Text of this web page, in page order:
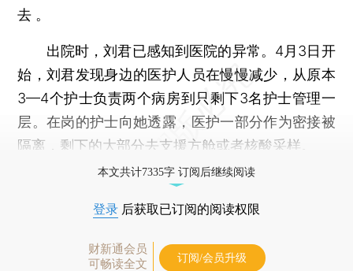
去 。
出院时，刘君已感知到医院的异常。4月3日开
始，刘君发现身边的医护人员在慢慢减少，从原本
3—4个护士负责两个病房到只剩下3名护士管理一
层。在岗的护士向她透露，医护一部分作为密接被
隔离，剩下的大部分去支援方舱或者核酸采样。
本文共计7335字 订阅后继续阅读
登录 后获取已订阅的阅读权限
财新通会员
可畅读全文
订阅/会员升级